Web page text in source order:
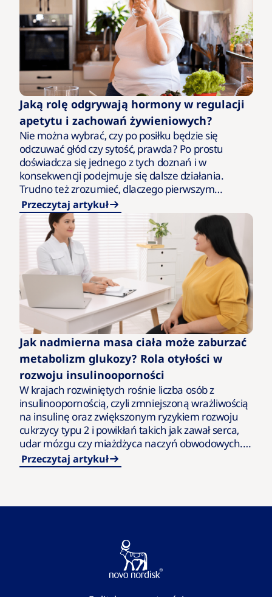
Jaką rolę odgrywają hormony w regulacji
apetytu i zachowań żywieniowych?
Nie można wybrać, czy po posiłku będzie się
odczuwać głód czy sytość, prawda? Po prostu
doświadcza się jednego z tych doznań i w
konsekwencji podejmuje się dalsze działania.
Trudno też zrozumieć, dlaczego pierwszym
wyborem na popołudniową przekąskę jest…
Przeczytaj artykuł
Jak nadmierna masa ciała może zaburzać
metabolizm glukozy? Rola otyłości w
rozwoju insulinooporności
W krajach rozwiniętych rośnie liczba osób z
insulinoopornością, czyli zmniejszoną wrażliwością
na insulinę oraz zwiększonym ryzykiem rozwoju
cukrzycy typu 2 i powikłań takich jak zawał serca,
udar mózgu czy miażdżyca naczyń obwodowych.
Przyczyną tego stanu może być m.in.…
Przeczytaj artykuł